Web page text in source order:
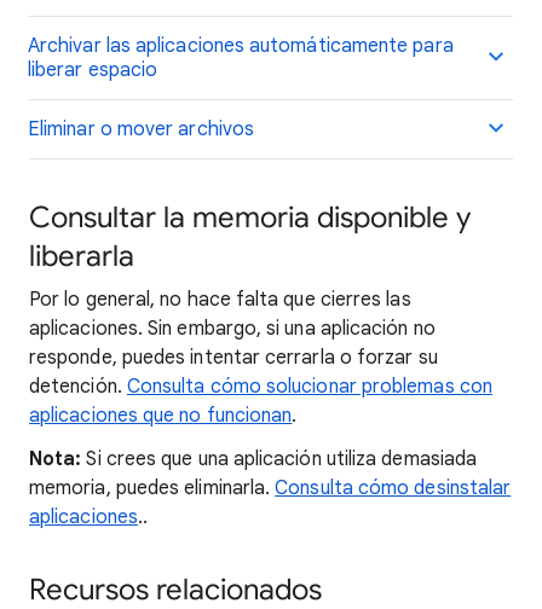
Archivar las aplicaciones automáticamente para
liberar espacio
Eliminar o mover archivos
Consultar la memoria disponible y
liberarla
Por lo general, no hace falta que cierres las
aplicaciones. Sin embargo, si una aplicación no
responde, puedes intentar cerrarla o forzar su
detención. Consulta cómo solucionar problemas con
aplicaciones que no funcionan.
Nota: Si crees que una aplicación utiliza demasiada
memoria, puedes eliminarla.Consulta cómo desinstalar
aplicaciones..
Recursos relacionados